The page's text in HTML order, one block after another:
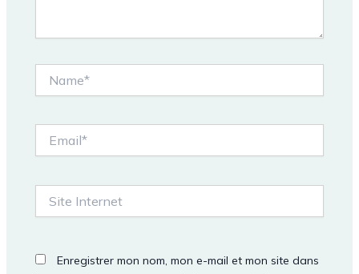
Internet
Enregistrer mon nom, mon e-mail et mon site dans